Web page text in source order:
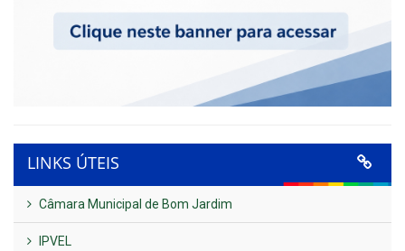
LINKS ÚTEIS
Câmara Municipal de Bom Jardim
IPVEL